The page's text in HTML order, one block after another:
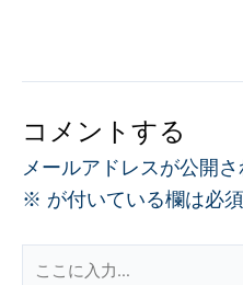
コメントする
メールアドレスが公開さ
※ が付いている欄は必
こ